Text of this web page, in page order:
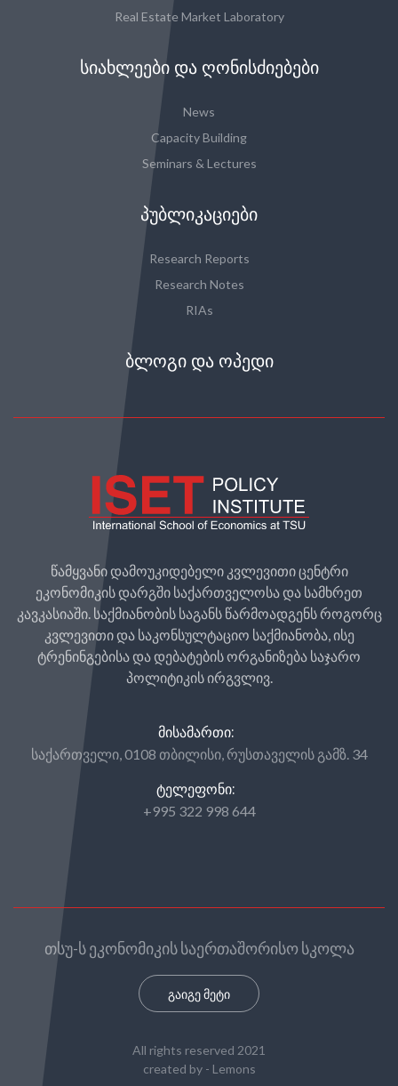
Real Estate Market Laboratory
ᲡᲘᲐᲮᲚᲔᲔᲑᲘ ᲓᲐ ᲦᲝᲜᲘᲡᲫᲘᲔᲑᲔᲑᲘ
News
Capacity Building
Seminars & Lectures
ᲞᲣᲑᲚᲘᲙᲐᲪᲘᲔᲑᲘ
Research Reports
Research Notes
RIAs
ᲑᲚᲝᲒᲘ ᲓᲐ ᲝᲞᲔᲓᲘ
წამყვანი დამოუკიდებელი კვლევითი ცენტრი
ეკონომიკის დარგში საქართველოსა და სამხრეთ
კავკასიაში. საქმიანობის საგანს წარმოადგენს როგორც
კვლევითი და საკონსულტაციო საქმიანობა, ისე
ტრენინგებისა და დებატების ორგანიზება საჯარო
პოლიტიკის ირგვლივ.
ᲛᲘᲡᲐᲛᲐᲠᲗᲘ:
საქართველი, 0108 თბილისი, რუსთაველის გამზ. 34
ᲢᲔᲚᲔᲤᲝᲜᲘ:
+995 322 998 644
თსუ-ს ეკონომიკის საერთაშორისო სკოლა
გაიგე მეტი
All rights reserved 2021
created by - Lemons